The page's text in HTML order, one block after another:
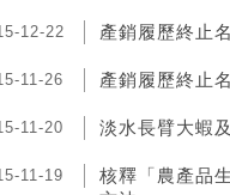
12-22 產銷履歷終止
11-26 產銷履歷終止
11-20 淡水長臂大蝦
11-19
核釋「農產品